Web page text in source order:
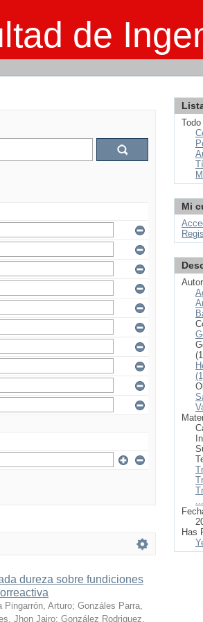
de
dureza sobre fundiciones
Pingarrón, Arturo; Gonzáles Parra,
Jhon Jairo; González Rodriguez,
Todo
Mi
Autor
Has